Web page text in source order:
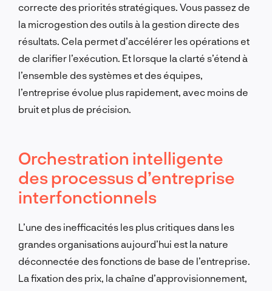
correcte des priorités stratégiques. Vous passez de
la microgestion des outils à la gestion directe des
résultats. Cela permet d’accélérer les opérations et
de clarifier l’exécution. Et lorsque la clarté s’étend à
l’ensemble des systèmes et des équipes,
l’entreprise évolue plus rapidement, avec moins de
bruit et plus de précision.
Orchestration intelligente
des processus d’entreprise
interfonctionnels
L’une des inefficacités les plus critiques dans les
grandes organisations aujourd’hui est la nature
déconnectée des fonctions de base de l’entreprise.
La fixation des prix, la chaîne d’approvisionnement,